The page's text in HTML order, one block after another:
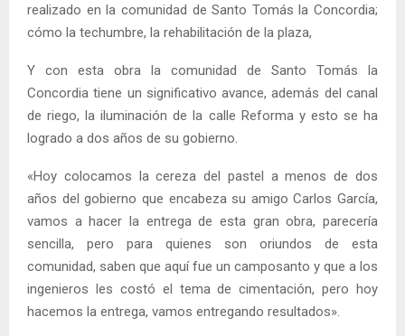
realizado en la comunidad de Santo Tomás la Concordia;
cómo la techumbre, la rehabilitación de la plaza,
Y con esta obra la comunidad de Santo Tomás la
Concordia tiene un significativo avance, además del canal
de riego, la iluminación de la calle Reforma y esto se ha
logrado a dos años de su gobierno.
«Hoy colocamos la cereza del pastel a menos de dos
años del gobierno que encabeza su amigo Carlos García,
vamos a hacer la entrega de esta gran obra, parecería
sencilla, pero para quienes son oriundos de esta
comunidad, saben que aquí fue un camposanto y que a los
ingenieros les costó el tema de cimentación, pero hoy
hacemos la entrega, vamos entregando resultados».